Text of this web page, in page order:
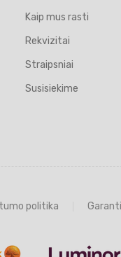
Kaip mus rasti
Rekvizitai
Straipsniai
Susisiekime
politika